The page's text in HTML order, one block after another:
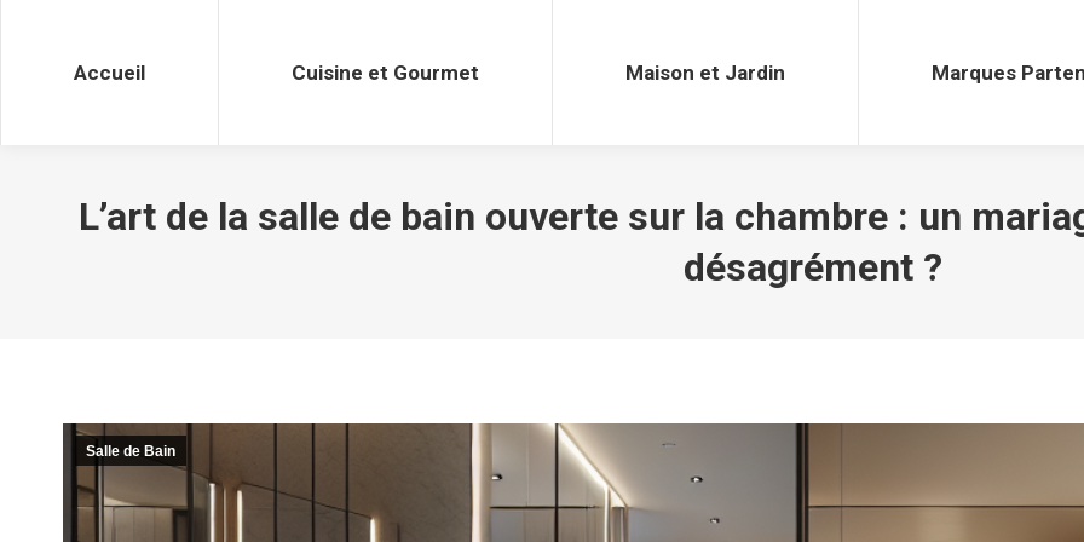
Accueil Cuisine et Gourmet Maison et Jardin Marques
L’art de la salle de bain ouverte sur la chambre : un
désagrément ?
Salle de Bain